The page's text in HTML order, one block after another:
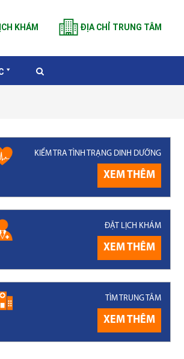
KHÁM ĐỊA CHỈ TRUNG TÂM
KIỂM TRA TÌNH TRẠNG DINH DƯỠNG
XEM THÊM
ĐẶT LỊCH KHÁM
XEM THÊM
TÌM TRUNG TÂM
XEM THÊM